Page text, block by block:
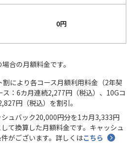
0円
合の月額料金です。
割により各コース月額利用料金（2年契
ス：6カ月連続2,277円（税込）、10Gコ
円（税込）を割引。
ュバック20,000円分を1カ月3,333円
して換算した月額料金です。キャッシュ
がございます。詳しくはこちら